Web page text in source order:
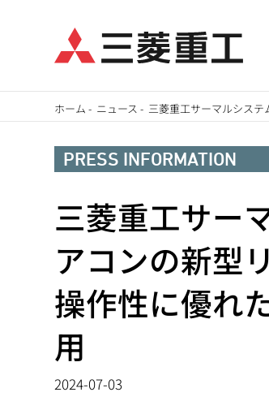
イ
ホーム - ニュース - 三菱重工サーマルシス
PRESS INFORMATION
三菱重工サー
アコンの新型
操作性に優れ
用
2024-07-03